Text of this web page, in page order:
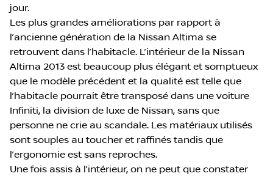
jour.
Les plus grandes améliorations par rapport à
l’ancienne génération de la Nissan Altima se
retrouvent dans l’habitacle. L’intérieur de la Nissan
Altima 2013 est beaucoup plus élégant et somptueux
que le modèle précédent et la qualité est telle que
l’habitacle pourrait être transposé dans une voiture
Infiniti, la division de luxe de Nissan, sans que
personne ne crie au scandale. Les matériaux utilisés
sont souples au toucher et raffinés tandis que
l’ergonomie est sans reproches.
Une fois assis à l’intérieur, on ne peut que constater